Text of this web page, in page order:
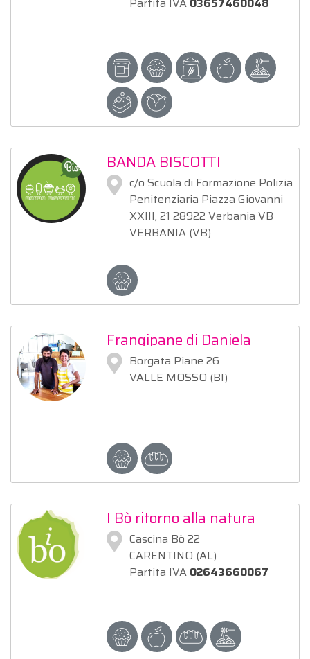
BANDA BISCOTTI
c/o Scuola di Formazione Polizia
Penitenziaria Piazza Giovanni
XXIII, 21 28922 Verbania VB
VERBANIA (VB)
Frangipane di Daniela
Manfredelli
Borgata Piane 26
VALLE MOSSO (BI)
I Bò ritorno alla natura
Cascina Bò 22
CARENTINO (AL)
Partita IVA 02643660067